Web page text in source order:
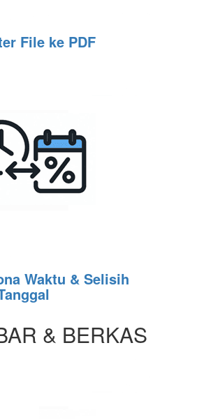
File ke PDF
Waktu & Selisih
& BERKAS